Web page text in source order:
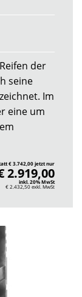
der
seine
Im
eine um
€ 3.742,00 jetzt nur
2.919,00
inkl. 20% MwSt
€ 2.432,50exkl. MwSt